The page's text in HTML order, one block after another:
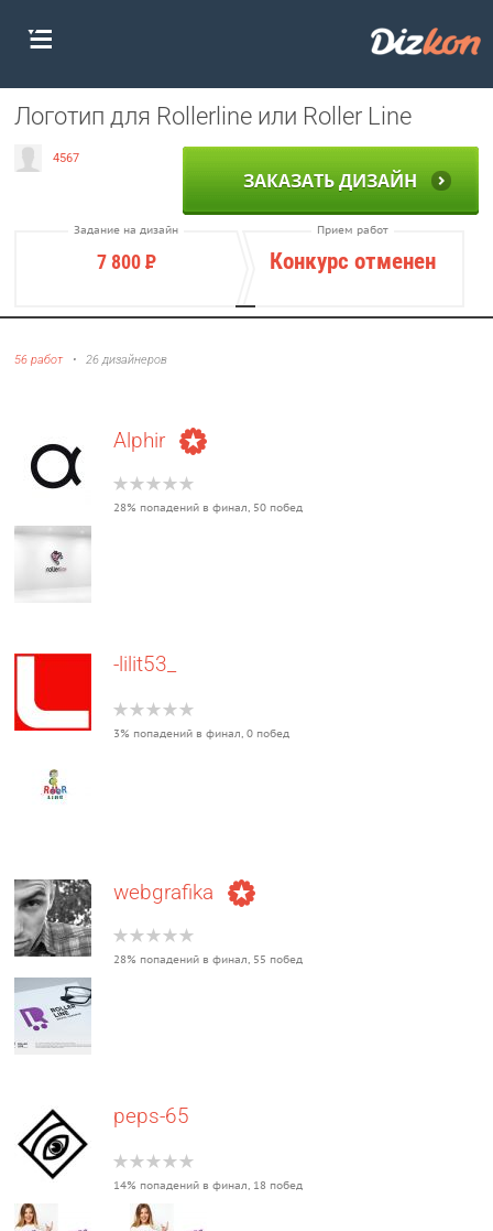
Логотип для Rollerline или Roller Line
4567
ЗАКАЗАТЬ ДИЗАЙН
Задание на дизайн
7 800Р
Прием работ
Конкурс отменен
56 работ•26 дизайнеров
Alphir
28% попадений в финал, 50 побед
-lilit53_
3% попадений в финал, 0 побед
webgrafika
28% попадений в финал, 55 побед
peps-65
14% попадений в финал, 18 побед